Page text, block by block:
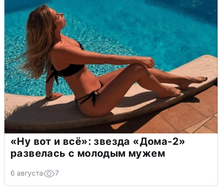
«Ну вот и всё»: звезда «Дома-2»
развелась с молодым мужем
6 августа 7